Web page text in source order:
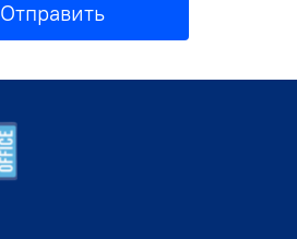
Отправить